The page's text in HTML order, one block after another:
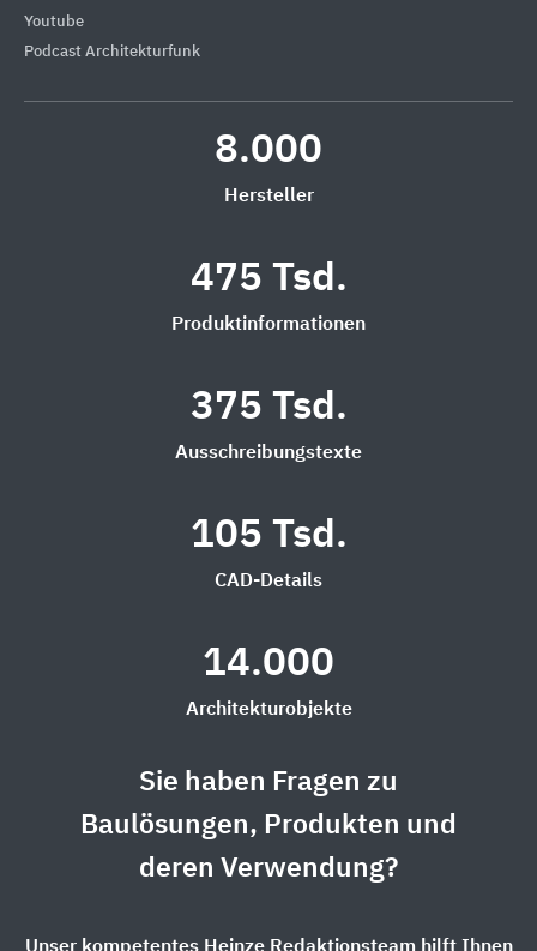
Youtube
Podcast Architekturfunk
8.000
Hersteller
475 Tsd.
Produktinformationen
375 Tsd.
Ausschreibungstexte
105 Tsd.
CAD-Details
14.000
Architekturobjekte
Sie haben Fragen zu
Baulösungen, Produkten und
deren Verwendung?
Unser kompetentes Heinze Redaktionsteam hilft Ihnen